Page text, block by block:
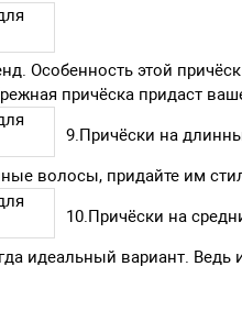
Особенность этой
причёска придаст
9.Причёски на
волосы, придайте им
10.Причёски на
идеальный вариант.